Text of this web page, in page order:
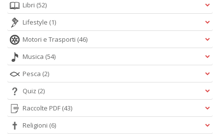
Libri (52)
Lifestyle (1)
Motori e Trasporti (46)
Musica (54)
Pesca (2)
Quiz (2)
Raccolte PDF (43)
Religioni (6)